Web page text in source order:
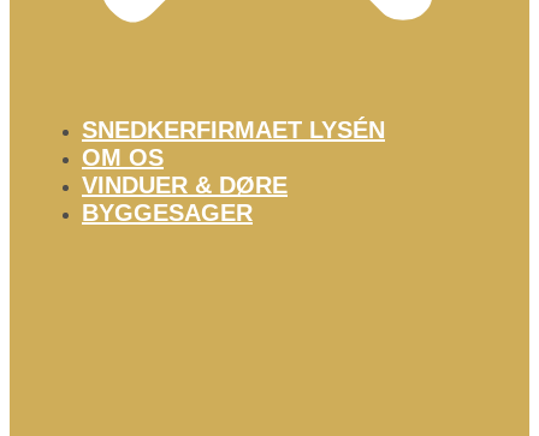
SNEDKERFIRMAET LYSÉN
OM OS
VINDUER & DØRE
BYGGESAGER